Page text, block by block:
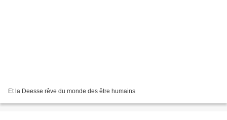
Et la Deesse rêve du monde des être humains